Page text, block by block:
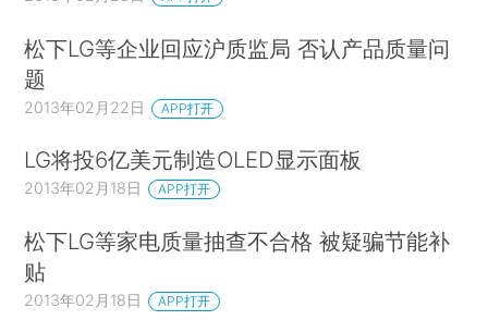
松下LG等企业回应沪质监局 否认产品质量问
题
2013年02月22日 APP打开
LG将投6亿美元制造OLED显示面板
2013年02月18日 APP打开
松下LG等家电质量抽查不合格 被疑骗节能补
贴
2013年02月18日 APP打开